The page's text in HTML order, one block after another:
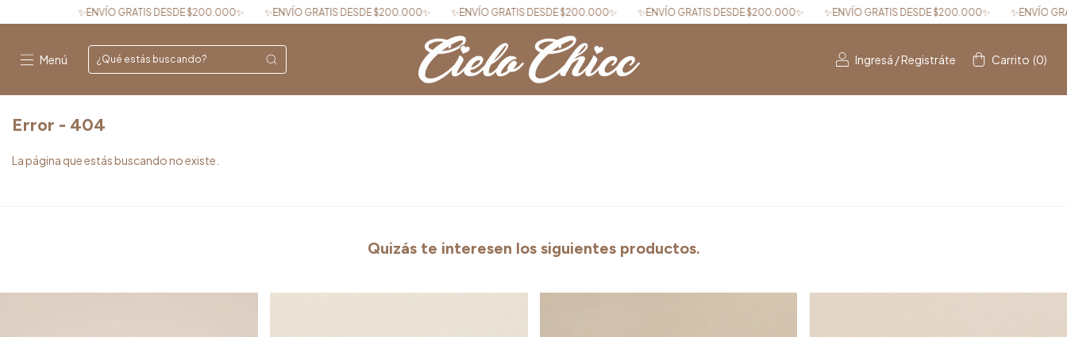
GRATIS DESDE $200.000✨ ✨ENVÍO GRATIS DESDE $200.000✨ ✨ENVÍO GRATIS DESDE $200.000✨ ✨ENVÍO GRATIS DESDE $200.000✨ ✨ENVÍO GRATIS DESDE $200.000✨ ✨ENVÍO GRATIS DESDE
Menú Ingresá /Registráte Carrito (0)
Error - 404
La página que estás buscando no existe.
Quizás te interesen los siguientes productos.